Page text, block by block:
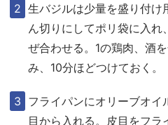
生バジルは少量を盛り付け
ん切りにしてポリ袋に入
ぜ合わせる。1の鶏肉、酒
み、10分ほどつけておく。
フライパンにオリーブオイ
目から入れる。皮目をフラ